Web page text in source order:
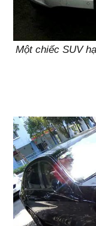
Một chiếc SUV